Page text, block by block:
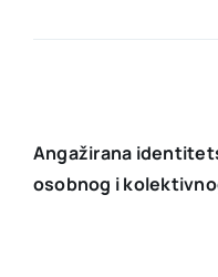
Angažirana
osobnog i